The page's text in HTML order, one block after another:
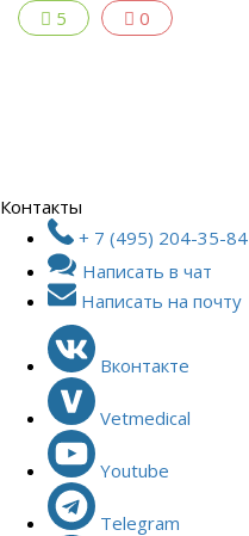
5 0
Контакты
+ 7 (495) 204-35-84
Написать в чат
Написать на почту
Вконтакте
Vetmedical
Youtube
Telegram